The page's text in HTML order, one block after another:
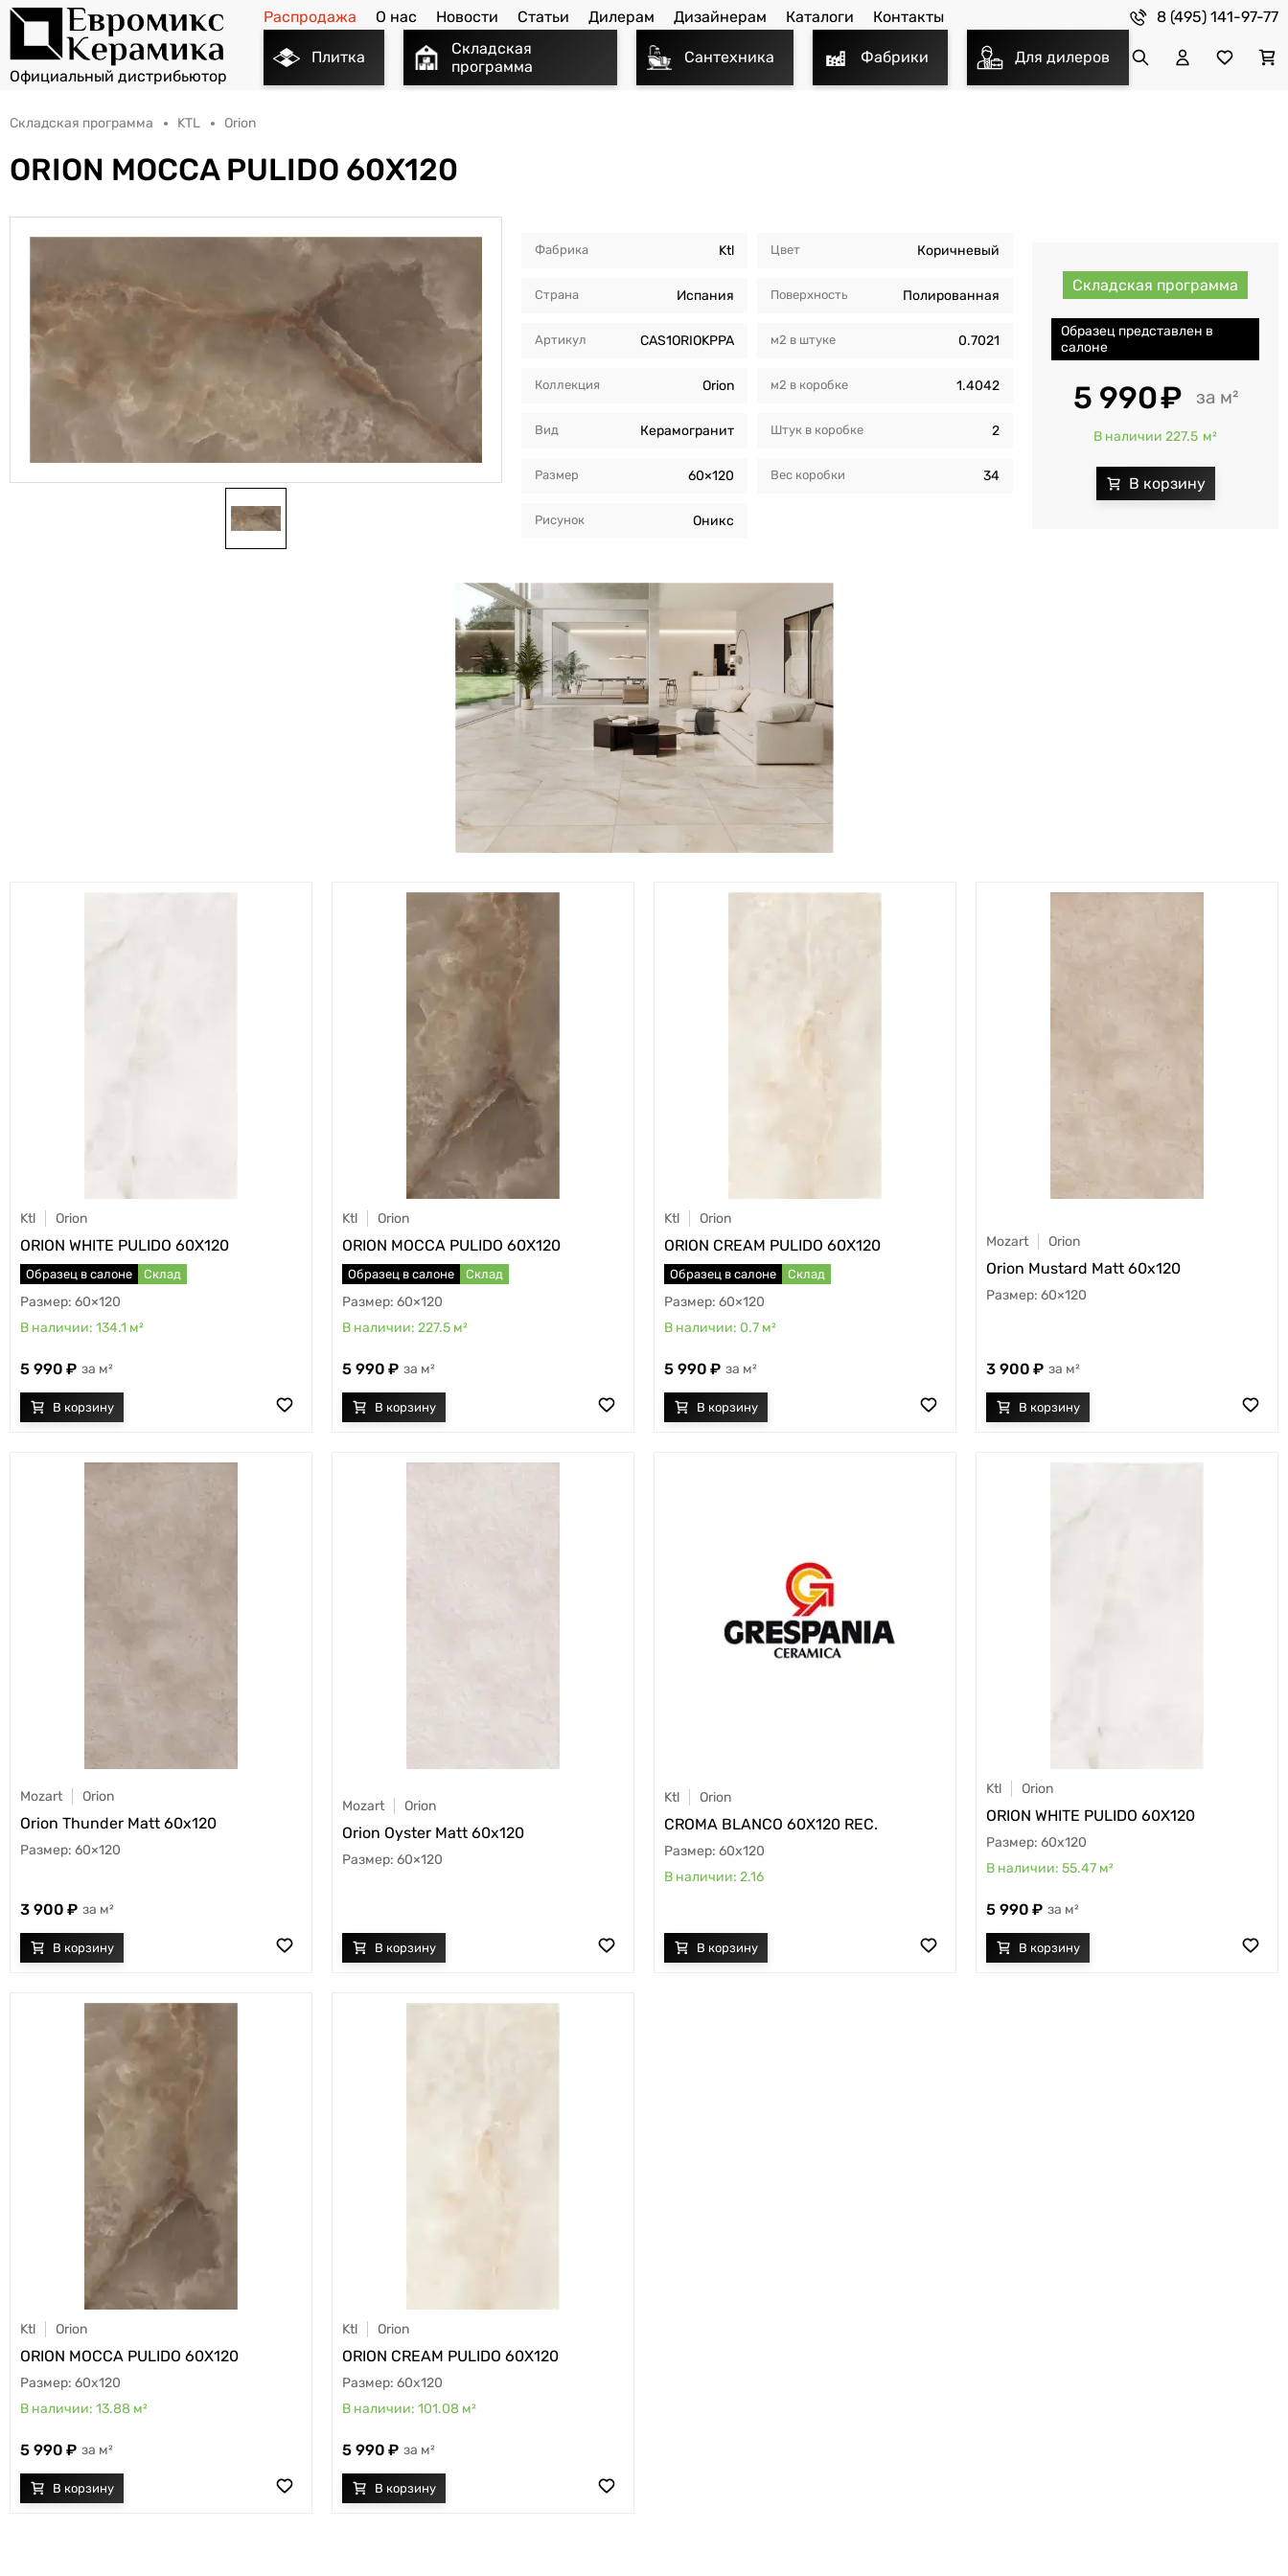
Распродажа О нас Новости Статьи Дилерам Дизайнерам Каталоги Контакты 8 (495) 141-97-77
Плитка
Складская
программа
Сантехника Фабрики Для дилеров
Складская программа KTL Orion
ORION MOCCA PULIDO 60X120
Фабрика Ktl
Страна Испания
Артикул CAS1ORIOKPPA
Коллекция Orion
Вид Керамогранит
Размер 60×120
Рисунок Оникс
Цвет Коричневый
Поверхность Полированная
м2 в штуке 0.7021
м2 в коробкe 1.4042
Штук в коробкe 2
Вес коробки 34
Складская программа
Образец представлен в
салоне
5 990 м²
В наличии 227.5 м²
Ktl Orion
ORION WHITE PULIDO 60X120
Образец в салоне Склад
60×120
134.1 м²
5 990 м²
Ktl Orion
ORION MOCCA PULIDO 60X120
Образец в салоне Склад
60×120
227.5 м²
5 990 м²
Ktl Orion
ORION CREAM PULIDO 60X120
Образец в салоне Склад
60×120
0.7 м²
5 990 м²
Mozart Orion
Orion Mustard Matt 60x120
60×120
3 900 м²
Mozart Orion
Orion Thunder Matt 60x120
60×120
3 900 м²
Mozart Orion
Orion Oyster Matt 60x120
60×120
Ktl Orion
CROMA BLANCO 60X120 REC.
60x120
2.16
Ktl Orion
ORION WHITE PULIDO 60X120
60x120
55.47 м²
5 990 м²
Ktl Orion
ORION MOCCA PULIDO 60X120
60x120
13.88 м²
5 990 м²
Ktl Orion
ORION CREAM PULIDO 60X120
60x120
101.08 м²
5 990 м²